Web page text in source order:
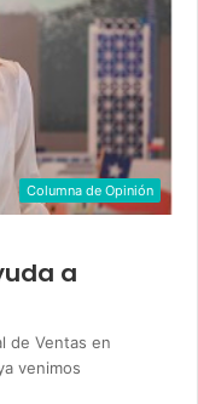
Columna de Opinión
a
de Ventas en
venimos